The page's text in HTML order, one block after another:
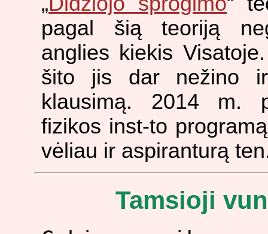
pagal šią teoriją
anglies kiekis
šito jis dar nežino
klausimą. 2014 m.
fizikos inst-to
vėliau ir aspiranturą
Tamsioji